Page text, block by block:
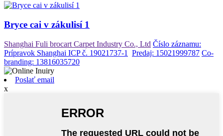
Bryce cai v zákulisí 1
Shanghai Fuli brocart Carpet Industry Co., Ltd Číslo záznamu:
Prípravok Shanghai ICP č. 19021737-1
Predaj: 15021999787 Co-
branding: 13816035720
Poslať email
x